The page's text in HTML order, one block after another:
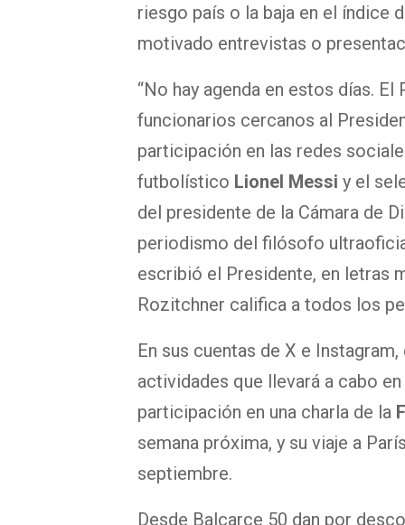
riesgo país o la baja en el índice
motivado entrevistas o
“No hay agenda en estos días.
funcionarios cercanos al
participación en las redes
futbolístico Lionel Messi y el
del presidente de la Cámara de
periodismo del filósofo
escribió el Presidente, en letras
Rozitchner califica a todos los
En sus cuentas de X e
actividades que llevará a cabo
participación en una charla de la
semana próxima, y su viaje a
septiembre.
Desde Balcarce 50 dan por